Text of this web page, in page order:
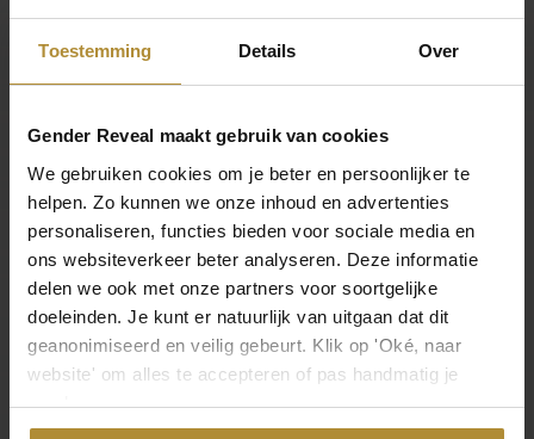
Toestemming Details Over
Gender Reveal maakt gebruik van cookies
We gebruiken cookies om je beter en persoonlijker te
helpen. Zo kunnen we onze inhoud en advertenties
personaliseren, functies bieden voor sociale media en
ons websiteverkeer beter analyseren. Deze informatie
delen we ook met onze partners voor soortgelijke
doeleinden. Je kunt er natuurlijk van uitgaan dat dit
geanonimiseerd en veilig gebeurt. Klik op 'Oké, naar
website' om alles te accepteren of pas handmatig je
voorkeuren aan.
Technische specificaties
Verpakking
Afmetingen
12 × 6 cm
Product
Afmeting
4 cm